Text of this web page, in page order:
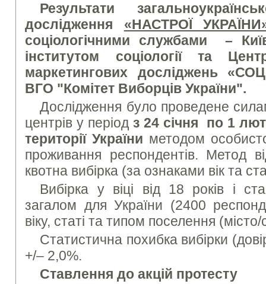
Результати
дослідження «НАСТРОЇ
соціологічними службами –
інститутом соціології та
маркетингових досліджень
ВГО "Комітет Виборців України".
Дослідження було проведене
центрів у періодз 24 січня по 1
території України методом
проживання респондентів. Метод
квотна вибірка (за ознаками вік та
Вибірка у віці від 18 років і
загалом для України (2400
віку, статі та типом поселення
Статистична похибка вибірки
+/– 2,0%.
Ставлення до акцій протесту